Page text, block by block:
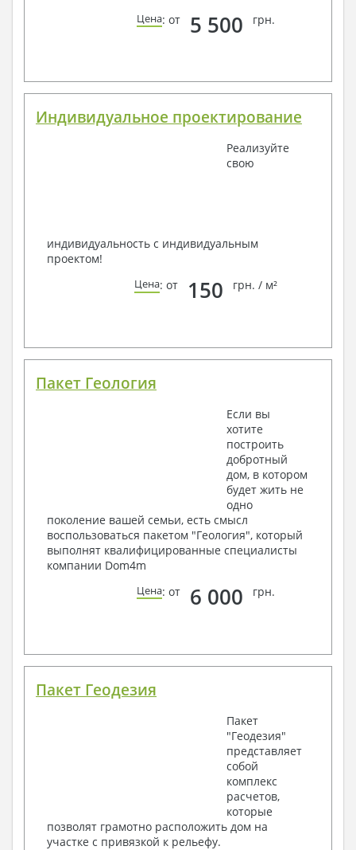
Цена: от 5 500 грн.
Индивидуальное проектирование
Реализуйте
свою
индивидуальность с индивидуальным
проектом!
Цена: от 150 грн. / м²
Пакет Геология
Если вы
хотите
построить
добротный
дом, в котором
будет жить не
одно
поколение вашей семьи, есть смысл
воспользоваться пакетом "Геология", который
выполнят квалифицированные специалисты
компании Dom4m
Цена: от 6 000 грн.
Пакет Геодезия
Пакет
"Геодезия"
представляет
собой
комплекс
расчетов,
которые
позволят грамотно расположить дом на
участке с привязкой к рельефу.